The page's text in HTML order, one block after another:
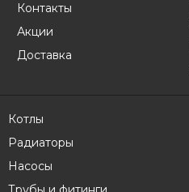
Контакты
Акции
Доставка
Котлы
Радиаторы
Насосы